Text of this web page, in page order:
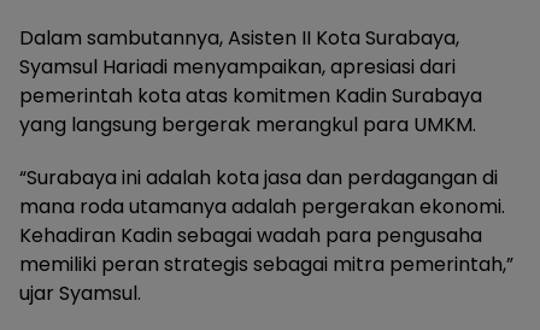
Dalam sambutannya, Asisten II Kota Surabaya,
Syamsul Hariadi menyampaikan, apresiasi dari
pemerintah kota atas komitmen Kadin Surabaya
yang langsung bergerak merangkul para UMKM.
“Surabaya ini adalah kota jasa dan perdagangan di
mana roda utamanya adalah pergerakan ekonomi.
Kehadiran Kadin sebagai wadah para pengusaha
memiliki peran strategis sebagai mitra pemerintah,”
ujar Syamsul.